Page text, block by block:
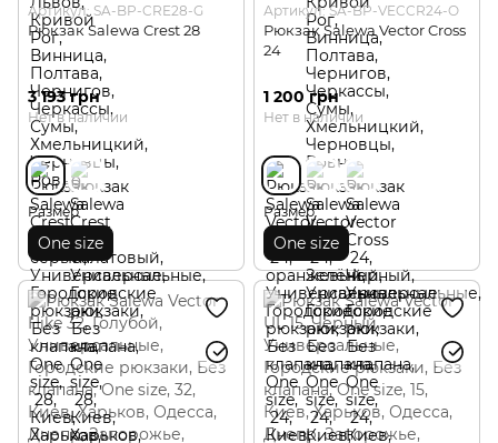
Артикул: SA-BP-CRE28-G
Рюкзак Salewa Crest 28
3 193 грн
Нет в наличии
Размер
One size
Артикул: SA-BP-VECCR24-O
Рюкзак Salewa Vector Cross
24
1 200 грн
Нет в наличии
Размер
One size